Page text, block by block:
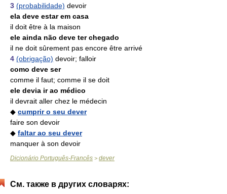
3 (probabilidade) devoir
ela deve estar em casa
il doit être à la maison
ele ainda não deve ter chegado
il ne doit sûrement pas encore être arrivé
4 (obrigação) devoir; falloir
como deve ser
comme il faut; comme il se doit
ele devia ir ao médico
il devrait aller chez le médecin
◆ cumprir o seu dever
faire son devoir
◆ faltar ao seu dever
manquer à son devoir
Dicionário Português-Francês > dever
См. также в других словарях: